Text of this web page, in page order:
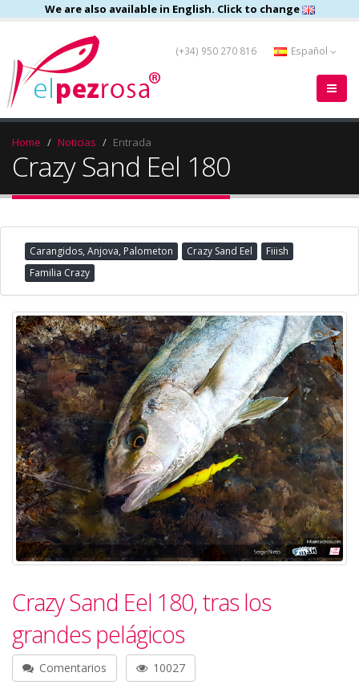
We are also available in English. Click to change
(+34) 950 270 816 Español
Home Noticias Entrada
Crazy Sand Eel 180
Carangidos, Anjova, Palometon Crazy Sand Eel
Fiiish
Familia Crazy
Crazy Sand Eel 180, tras los
grandes pelágicos
Comentarios 10027